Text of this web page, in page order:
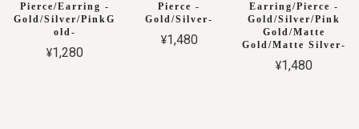
Pierce/Earring -
Gold/Silver/PinkG
old-
¥1,280
Pierce -
Gold/Silver-
¥1,480
Earring/Pierce -
Gold/Silver/Pink
Gold/Matte
Gold/Matte Silver-
¥1,480